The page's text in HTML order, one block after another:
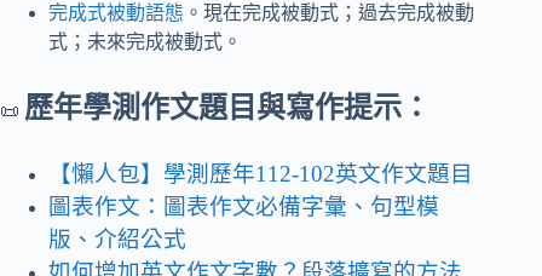
完成式被動語態 。現在完成被動式；過去完成被動
式；未來完成被動式。
📜 歷年學測作文題目與寫作提示：
【懶人包】學測歷年112-102英文作文題目
圖表作文：圖表作文必備字彙、句型模
版、介紹公式